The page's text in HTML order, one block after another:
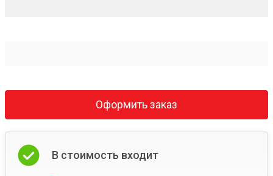
Оформить заказ
В стоимость входит